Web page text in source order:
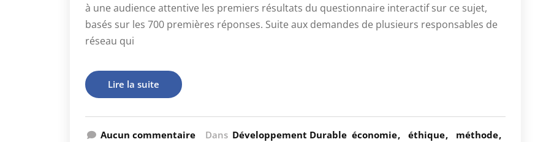
à une audience attentive les premiers résultats du questionnaire interactif sur ce sujet,
basés sur les 700 premières réponses. Suite aux demandes de plusieurs responsables de
réseau qui
Lire la suite
Aucun commentaire Dans Développement Durable économie éthique
méthode